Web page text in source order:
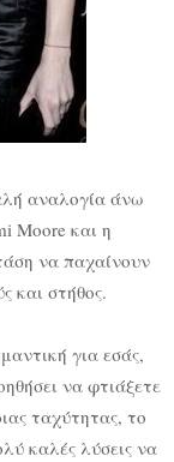
αναλογία άνω
Moore και η
να παχαίνουν
και στήθος.
για εσάς,
να φτιάξετε
ταχύτητας, το
καλές λύσεις να